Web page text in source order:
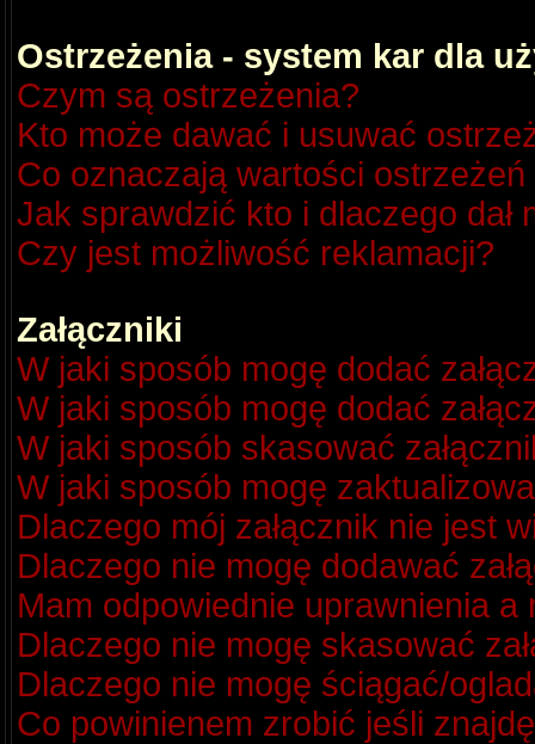
Ostrzeżenia - system kar dla
Czym są ostrzeżenia?
Kto może dawać i usuwać
Co oznaczają wartości
Jak sprawdzić kto i dlaczego dał
Czy jest możliwość reklamacji?
Załączniki
W jaki sposób mogę dodać
W jaki sposób mogę dodać
W jaki sposób skasować
W jaki sposób mogę
Dlaczego mój załącznik nie jest
Dlaczego nie mogę dodawać
Mam odpowiednie uprawnienia a
Dlaczego nie mogę skasować
Dlaczego nie mogę ściągać/
Co powinienem zrobić jeśli